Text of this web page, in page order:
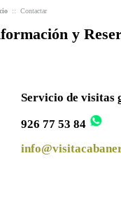
:: Contactar
y
Servicio de visitas
926 77 53 84